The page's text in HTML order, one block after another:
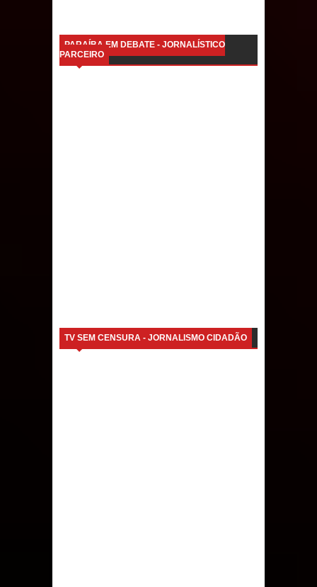
PARAÍBA EM DEBATE - JORNALÍSTICO
PARCEIRO
TV SEM CENSURA - JORNALISMO CIDADÃO